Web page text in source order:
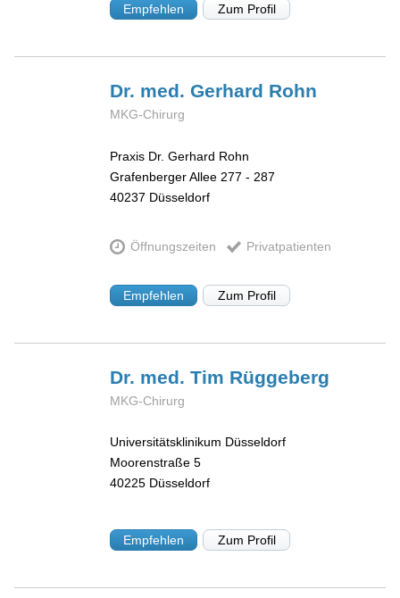
Empfehlen Zum Profil
Dr. med. Gerhard Rohn
MKG-Chirurg
Praxis Dr. Gerhard Rohn
Grafenberger Allee 277 - 287
40237 Düsseldorf
Öffnungszeiten Privatpatienten
Empfehlen Zum Profil
Dr. med. Tim Rüggeberg
MKG-Chirurg
Universitätsklinikum Düsseldorf
Moorenstraße 5
40225 Düsseldorf
Empfehlen Zum Profil